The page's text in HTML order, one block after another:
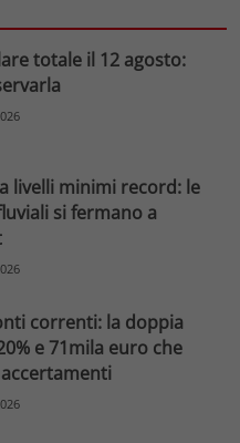
totale il 12 agosto:
livelli minimi record: le
si fermano a
correnti: la doppia
e 71mila euro che